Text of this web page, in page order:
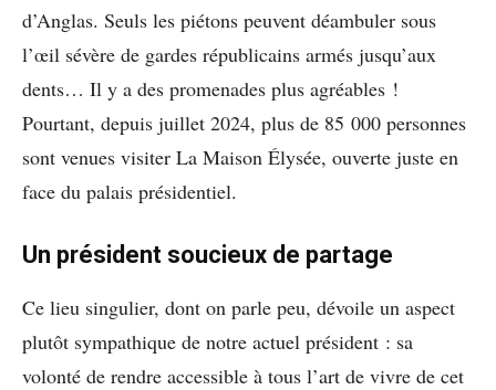
d’Anglas. Seuls les piétons peuvent déambuler sous
l’œil sévère de gardes républicains armés jusqu’aux
dents… Il y a des promenades plus agréables !
Pourtant, depuis juillet 2024, plus de 85 000 personnes
sont venues visiter La Maison Élysée, ouverte juste en
face du palais présidentiel.
Un président soucieux de partage
Ce lieu singulier, dont on parle peu, dévoile un aspect
plutôt sympathique de notre actuel président : sa
volonté de rendre accessible à tous l’art de vivre de cet